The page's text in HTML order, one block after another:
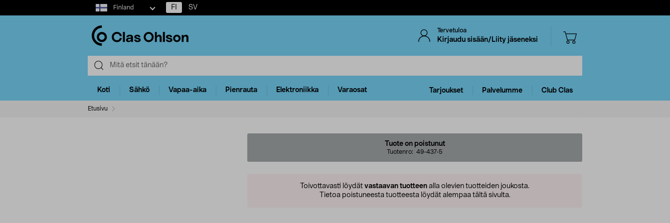
Select
market
Finland FI SV
Tervetuloa
Kirjaudu sisään/Liity jäseneksi
Koti Sähkö Vapaa-aika Pienrauta Elektroniikka Varaosat Tarjoukset Palvelumme Club Clas
Etusivu
Tuote on poistunut
Tuotenro: 49-437-5
Toivottavasti löydät vastaavan tuotteen alla olevien tuotteiden joukosta.
Tietoa poistuneesta tuotteesta löydät alempaa tältä sivulta.